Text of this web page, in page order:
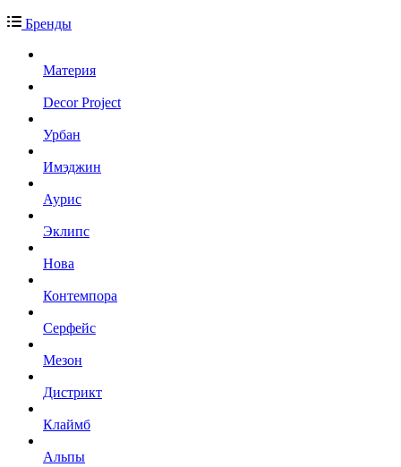
Бренды
Материя
Decor Project
Урбан
Имэджин
Аурис
Эклипс
Нова
Контемпора
Серфейс
Мезон
Дистрикт
Клаймб
Альпы